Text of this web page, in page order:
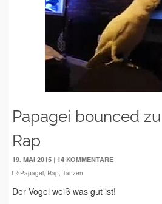
Papagei bounced
Rap
19. MAI 2015 | 14 KOMMENTARE
Papagei, Rap, Tanzen
Der Vogel weiß was gut ist!